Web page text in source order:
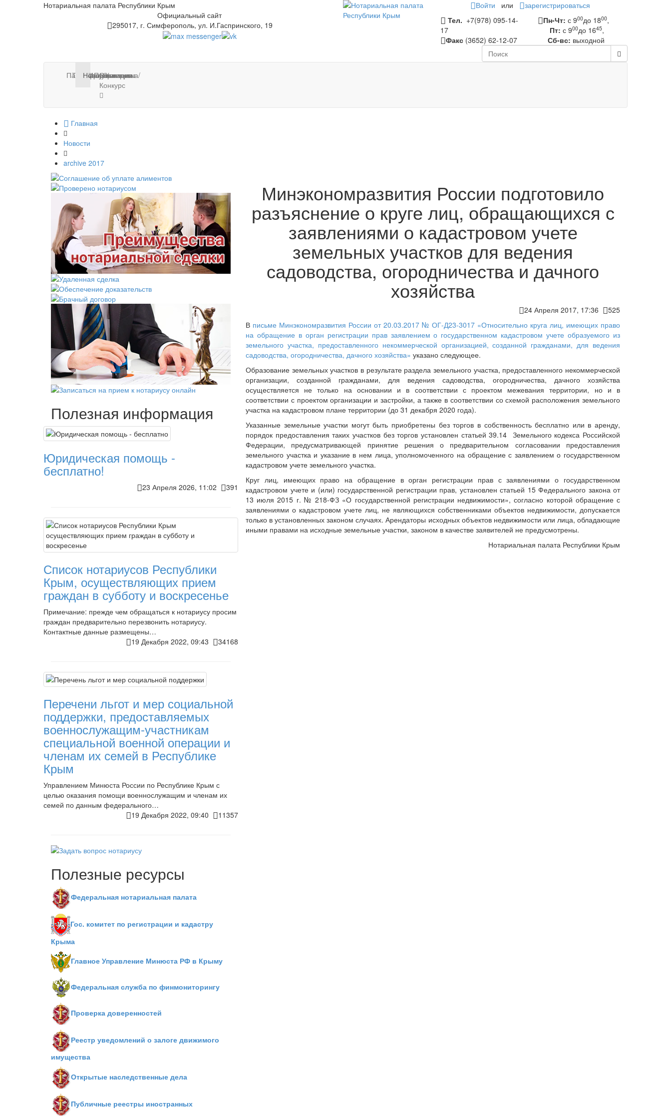
Нотариальная палата Республики Крым
Официальный сайт
295017, г. Симферополь, ул. И.Гаспринского, 19
Войти или
зарегистрироваться
Тел. +7(978) 095-14-
17
Факс (3652) 62-12-07
Пн-Чт: с 900до 1800,
Пт: с 900до 1645,
Сб-вс: выходной
Палата
Тарифы
Нотариусы
Новости
Информация
Публикации
Стажировка/
Конкурс
Контакты
Главная
Новости
archive 2017
Минэкономразвития России подготовило
разъяснение о круге лиц, обращающихся с
заявлениями о кадастровом учете
земельных участков для ведения
садоводства, огородничества и дачного
хозяйства
24 Апреля 2017, 17:36
525
В письме Минэкономразвития России от 20.03.2017 № ОГ-Д23-3017 «Относительно круга лиц, имеющих право
на обращение в орган регистрации прав заявлением о государственном кадастровом учете образуемого из
земельного участка, предоставленного некоммерческой организацией, созданной гражданами, для ведения
садоводства, огородничества, дачного хозяйства» указано следующее.
Образование земельных участков в результате раздела земельного участка, предоставленного некоммерческой
организации, созданной гражданами, для ведения садоводства, огородничества, дачного хозяйства
осуществляется не только на основании и в соответствии с проектом межевания территории, но и в
соответствии с проектом организации и застройки, а также в соответствии со схемой расположения земельного
участка на кадастровом плане территории (до 31 декабря 2020 года).
Указанные земельные участки могут быть приобретены без торгов в собственность бесплатно или в аренду,
порядок предоставления таких участков без торгов установлен статьей 39.14 Земельного кодекса Российской
Федерации, предусматривающей принятие решения о предварительном согласовании предоставления
земельного участка и указание в нем лица, уполномоченного на обращение с заявлением о государственном
кадастровом учете земельного участка.
Круг лиц, имеющих право на обращение в орган регистрации прав с заявлениями о государственном
кадастровом учете и (или) государственной регистрации прав, установлен статьей 15 Федерального закона от
13 июля 2015 г. № 218-ФЗ «О государственной регистрации недвижимости», согласно которой обращение с
заявлениями о кадастровом учете лиц, не являющихся собственниками объектов недвижимости, допускается
только в установленных законом случаях. Арендаторы исходных объектов недвижимости или лица, обладающие
иными правами на исходные земельные участки, законом в качестве заявителей не предусмотрены.
Нотариальная палата Республики Крым
Полезная информация
Юридическая помощь -
бесплатно!
23 Апреля 2026, 11:02 391
Список нотариусов Республики
Крым, осуществляющих прием
граждан в субботу и воскресенье
Примечание: прежде чем обращаться к нотариусу просим
граждан предварительно перезвонить нотариусу.
Контактные данные размещены…
19 Декабря 2022, 09:43
34168
Перечени льгот и мер социальной
поддержки, предоставляемых
военнослужащим-участникам
специальной военной операции и
членам их семей в Республике
Крым
Управлением Минюста России по Республике Крым с
целью оказания помощи военнослужащим и членам их
семей по данным федерального…
19 Декабря 2022, 09:40
11357
Полезные ресурсы
Федеральная нотариальная палата
Гос. комитет по регистрации и кадастру
Крыма
Главное Управление Минюста РФ в Крыму
Федеральная служба по финмониторингу
Проверка доверенностей
Реестр уведомлений о залоге движимого
имущества
Открытые наследственные дела
Публичные реестры иностранных